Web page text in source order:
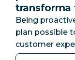
transforma
Being
plan possible
customer